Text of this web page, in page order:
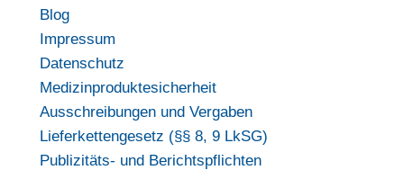
Blog
Impressum
Datenschutz
Medizinproduktesicherheit
Ausschreibungen und Vergaben
Lieferkettengesetz (§§ 8, 9 LkSG)
Publizitäts- und Berichtspflichten